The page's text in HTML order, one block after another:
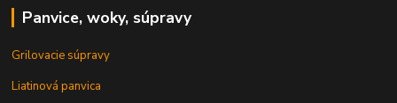
Panvice, woky, súpravy
Grilovacie súpravy
Liatinová panvica